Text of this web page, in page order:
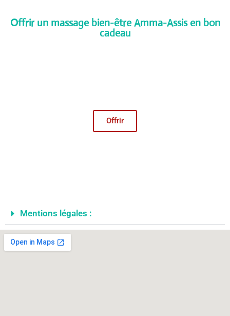
Offrir un massage bien-être Amma-Assis en bon
cadeau
Offrir
Mentions légales :